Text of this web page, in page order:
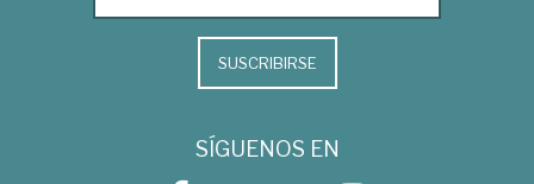
SUSCRIBIRSE
SÍGUENOS EN